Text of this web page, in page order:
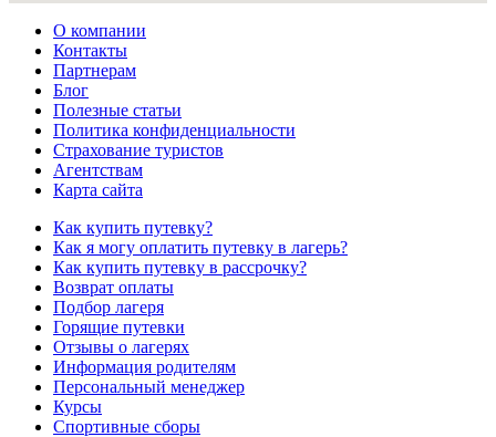
О компании
Контакты
Партнерам
Блог
Полезные статьи
Политика конфиденциальности
Страхование туристов
Агентствам
Карта сайта
Как купить путевку?
Как я могу оплатить путевку в лагерь?
Как купить путевку в рассрочку?
Возврат оплаты
Подбор лагеря
Горящие путевки
Отзывы о лагерях
Информация родителям
Персональный менеджер
Курсы
Спортивные сборы